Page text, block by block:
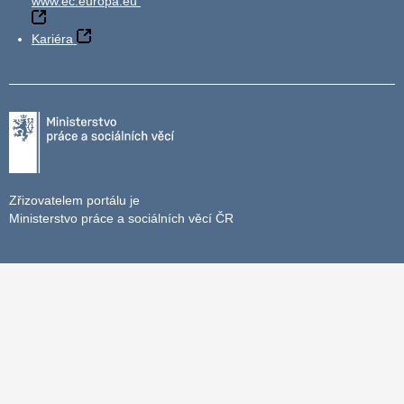
Kariéra
Zřizovatelem portálu je
Ministerstvo práce a sociálních věcí ČR